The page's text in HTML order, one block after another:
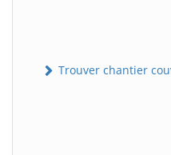
Trouver chantier